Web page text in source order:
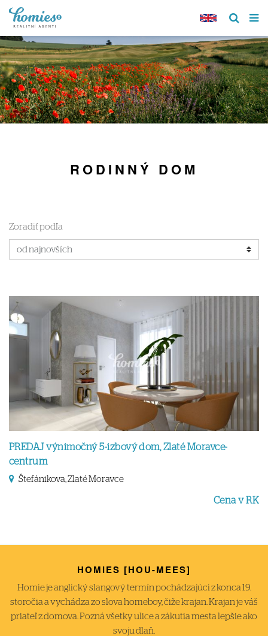
RODINNÝ DOM
Zoradiť podľa
PREDAJ výnimočný 5-izbový dom, Zlaté Moravce-
centrum
Štefánikova, Zlaté Moravce
Cena v RK
HOMIES [HOU-MEES]
Homie je anglický slangový termín pochádzajúci z konca 19.
storočia a vychádza zo slova homeboy, čiže krajan. Krajan je váš
priateľ z domova. Pozná všetky ulice a zákutia mesta lepšie ako
svoju dlaň.